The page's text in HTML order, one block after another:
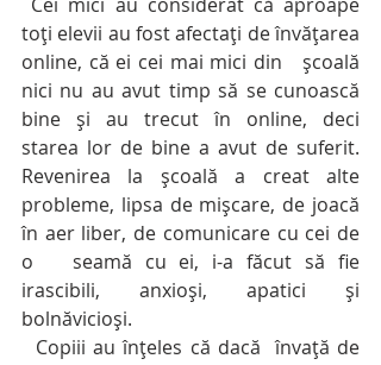
toți elevii au fost afectați de învățarea
online, că ei cei mai mici din   școală
nici nu au avut timp să se cunoască
bine și au trecut în online, deci
starea lor de bine a avut de suferit.
Revenirea la școală a creat alte
probleme, lipsa de mișcare, de joacă
în aer liber, de comunicare cu cei de
o   seamă cu ei, i-a făcut să fie
irascibili, anxioși, apatici și
bolnăvicioși.